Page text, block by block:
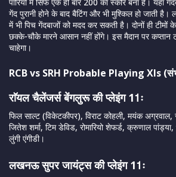
गेंद पुरानी होने के बाद बैटिंग और भी मुश्किल हो जाती
में भी पिच गेंदबाजों को मदद कर सकती है। दोनों ही
छक्के-चौके मारने आसान नहीं होंगे। इस मैदान पर कप्तान
चाहेगा।
RCB vs SRH Probable Playing XIs (
राॅयल चैलेंजर्स बेंगलुरू की प्लेइंग 11ः
फिल साल्ट (विकेटकीपर), विराट कोहली, मयंक अग्रवाल,
जितेश शर्मा, टिम डेविड, रोमारियो शेफर्ड, क्रुणाल
लुंगी एंगीडी।
लखनऊ सुपर जायंट्स की प्लेइंग 11ः